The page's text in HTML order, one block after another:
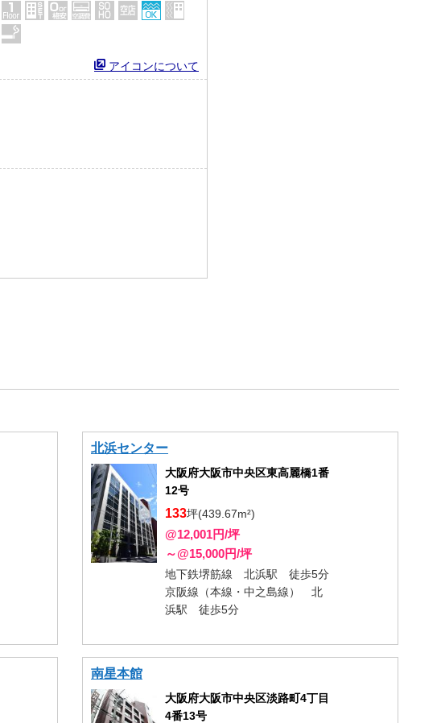
アイコンについて
北浜センター
大阪府大阪市中央区東高麗橋1番
12号
133坪(439.67m²)
@12,001円/坪
～@15,000円/坪
地下鉄堺筋線 北浜駅 徒歩5分
京阪線（本線・中之島線） 北
浜駅 徒歩5分
南星本館
大阪府大阪市中央区淡路町4丁目
4番13号